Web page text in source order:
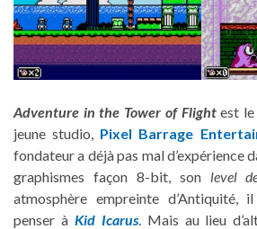
Adventure in the Tower of Flightest le
jeune studio, Pixel Barrage
fondateur a déjà pas mal d’expérience
graphismes façon 8-bit, son level
atmosphère empreinte d’Antiquité,
penser à Kid Icarus. Mais au lieu